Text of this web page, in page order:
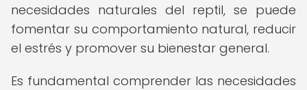
necesidades naturales del reptil, se puede
fomentar su comportamiento natural, reducir
el estrés y promover su bienestar general.
Es fundamental comprender las necesidades